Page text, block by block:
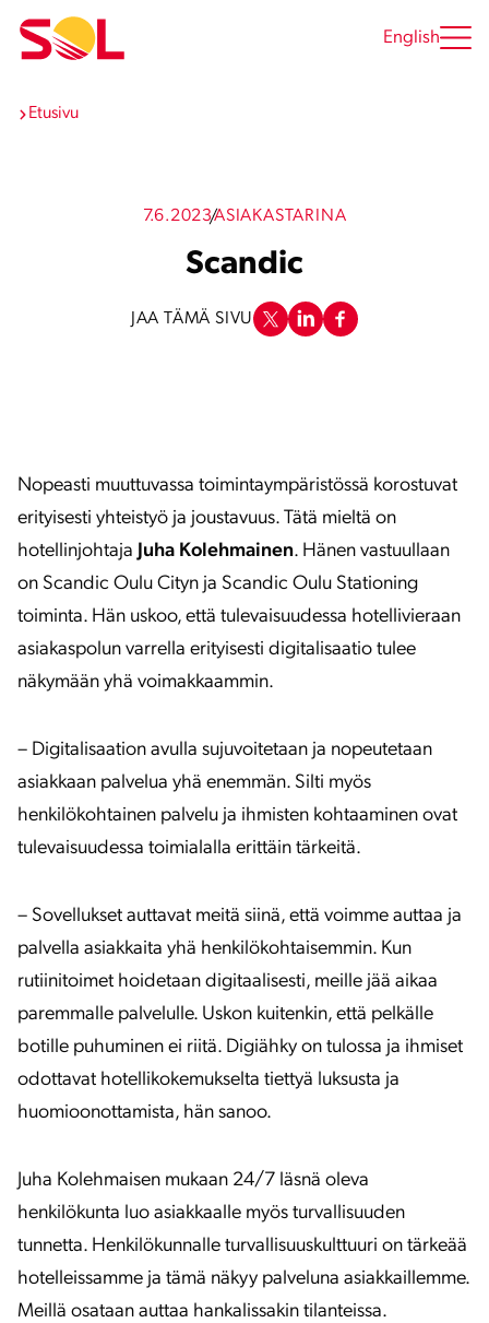
sisältöön
English
Etusivu
7.6.2023ASIAKASTARINA
Scandic
JAA TÄMÄ SIVU
Nopeasti muuttuvassa toimintaympäristössä korostuvat
erityisesti yhteistyö ja joustavuus. Tätä mieltä on
hotellinjohtaja Juha Kolehmainen. Hänen vastuullaan
on Scandic Oulu Cityn ja Scandic Oulu Stationing
toiminta. Hän uskoo, että tulevaisuudessa hotellivieraan
asiakaspolun varrella erityisesti digitalisaatio tulee
näkymään yhä voimakkaammin.
– Digitalisaation avulla sujuvoitetaan ja nopeutetaan
asiakkaan palvelua yhä enemmän. Silti myös
henkilökohtainen palvelu ja ihmisten kohtaaminen ovat
tulevaisuudessa toimialalla erittäin tärkeitä.
– Sovellukset auttavat meitä siinä, että voimme auttaa ja
palvella asiakkaita yhä henkilökohtaisemmin. Kun
rutiinitoimet hoidetaan digitaalisesti, meille jää aikaa
paremmalle palvelulle. Uskon kuitenkin, että pelkälle
botille puhuminen ei riitä. Digiähky on tulossa ja ihmiset
odottavat hotellikokemukselta tiettyä luksusta ja
huomioonottamista, hän sanoo.
Juha Kolehmaisen mukaan 24/7 läsnä oleva
henkilökunta luo asiakkaalle myös turvallisuuden
tunnetta. Henkilökunnalle turvallisuuskulttuuri on tärkeää
hotelleissamme ja tämä näkyy palveluna asiakkaillemme.
Meillä osataan auttaa hankalissakin tilanteissa.